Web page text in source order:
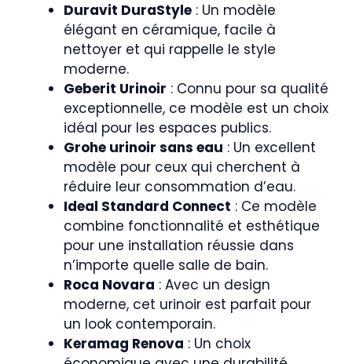
Duravit DuraStyle : Un modèle
élégant en céramique, facile à
nettoyer et qui rappelle le style
moderne.
Geberit Urinoir : Connu pour sa qualité
exceptionnelle, ce modèle est un choix
idéal pour les espaces publics.
Grohe urinoir sans eau : Un excellent
modèle pour ceux qui cherchent à
réduire leur consommation d’eau.
Ideal Standard Connect : Ce modèle
combine fonctionnalité et esthétique
pour une installation réussie dans
n’importe quelle salle de bain.
Roca Novara : Avec un design
moderne, cet urinoir est parfait pour
un look contemporain.
Keramag Renova : Un choix